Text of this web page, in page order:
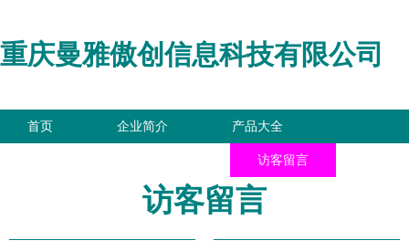
重庆曼雅傲创信息科技有限公司
首页 企业简介 产品大全
访客留言
访客留言